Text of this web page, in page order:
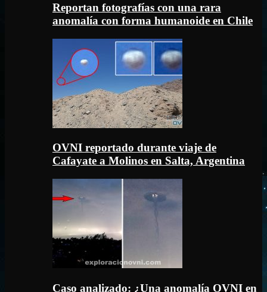
Reportan fotografías con una rara
anomalía con forma humanoide en Chile
OVNI reportado durante viaje de
Cafayate a Molinos en Salta, Argentina
Caso analizado: ¿Una anomalía OVNI en